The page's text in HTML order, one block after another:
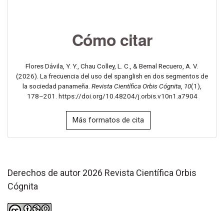
Cómo citar
Flores Dávila, Y. Y., Chau Colley, L. C., & Bernal Recuero, A. V.
(2026). La frecuencia del uso del spanglish en dos segmentos de
la sociedad panameña. Revista Científica Orbis Cógnita, 10(1),
178–201. https://doi.org/10.48204/j.orbis.v10n1.a7904
Más formatos de cita
Derechos de autor 2026 Revista Científica Orbis
Cógnita